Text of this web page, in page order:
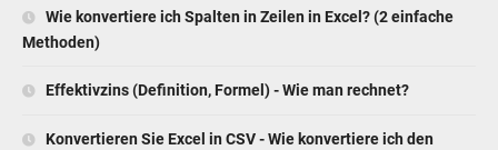
Wie konvertiere ich Spalten in Zeilen in Excel? (2 einfache
Methoden)
Effektivzins (Definition, Formel) - Wie man rechnet?
Konvertieren Sie Excel in CSV - Wie konvertiere ich den